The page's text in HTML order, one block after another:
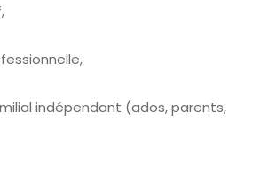
indépendant (ados, parents,